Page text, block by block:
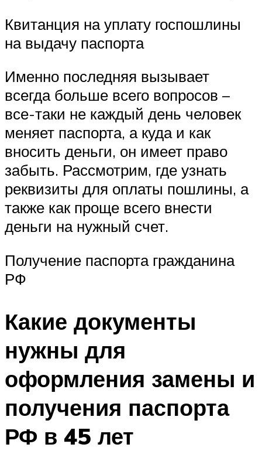
Квитанция на уплату госпошлины
на выдачу паспорта
Именно последняя вызывает
всегда больше всего вопросов –
все-таки не каждый день человек
меняет паспорта, а куда и как
вносить деньги, он имеет право
забыть. Рассмотрим, где узнать
реквизиты для оплаты пошлины, а
также как проще всего внести
деньги на нужный счет.
Получение паспорта гражданина
РФ
Какие документы
нужны для
оформления замены и
получения паспорта
РФ в 45 лет